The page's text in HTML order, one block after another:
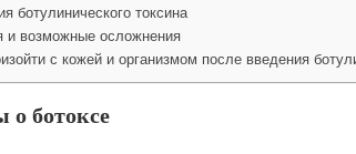
ботулинического токсина
и возможные осложнения
с кожей и организмом после введения
ботоксе